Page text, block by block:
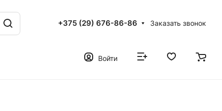
+375 (29) 676-86-86 Заказать звонок
Войти